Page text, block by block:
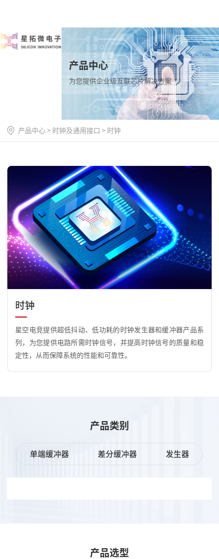
产品中心
为您提供企业级互联芯片解决方案
产品中心 > 时钟及通用接口 > 时钟
时钟
星空电竞提供超低抖动、低功耗的时钟发生器和缓冲器产品系
列，为您提供电路所需时钟信号，并提高时钟信号的质量和稳
定性，从而保障系统的性能和可靠性。
产品类别
单端缓冲器 差分缓冲器 发生器
产品选型